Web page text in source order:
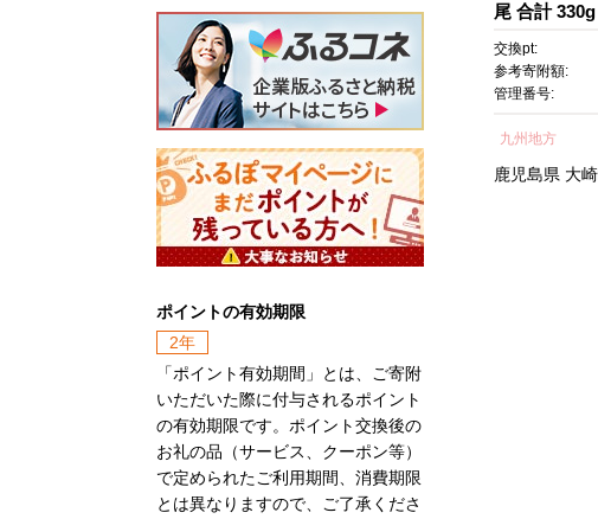
に「名探偵コナン」の装飾
が施されたコナン駅（JR由
良駅）や青山氏の思い出の
所蔵物や作品が展示された
青山剛昌ふるさと館をはじ
め、駅から青山剛昌ふるさ
と館までの約1.4kmを「コナ
ン通り」と名付け、キャラ
クターのブロンズ像やカラ
ーオブジェが点在するなど
ち」づくりを進めていま
町を応援していただけるみ
なさまと一緒に持続可能な
まちづくりを進めていきま
みなさまの応援をよろしく
く全国のみなさまから、広
く寄附を募っています。
いただいたご寄附は「日本
の心のふるさと出雲応援基
金」に積み立て、次年度以
降に、指定された使途に基
づき、出雲の観光や産業、
福祉、教育、環境など幅広
い分野の事業に活用させて
いただきます。
けに、全国のみなさまとた
願っています。ぜひ、この
機会に出雲市への温かいご
支援をよろしくお願いいた
します。
産 うなぎ 鰻 ウナギ 蒲焼
き 蒲焼 かばやき 魚 魚
介 魚貝 海鮮 うな重 ひつ
まぶし 蒲焼 訳あり ギフ
ト 人気 おすすめ 鹿児島
なぎ ウナギ 鰻 人気 ウナ
ギ うなぎ おすすめ ランキ
ング うなぎ おいし
い unagi うなぎ 【うなぎ
6,600 pt
22,000
A702-NT
交換pt:
参考寄附額:
管理番号:
愛知県 名古屋市
尾 合計
なぎ 鰻 ウナ
焼 かばやき
貝 海鮮 うな
気 おすすめ
町 大隅半島
交換pt:
参考寄附額:
管理番号:
九州地方
鹿児島県 大
ポイントの有効期限
2年
「ポイント有効期間」とは、ご寄附
いただいた際に付与されるポイント
の有効期限です。ポイント交換後の
お礼の品（サービス、クーポン等）
で定められたご利用期間、消費期限
とは異なりますので、ご了承くださ